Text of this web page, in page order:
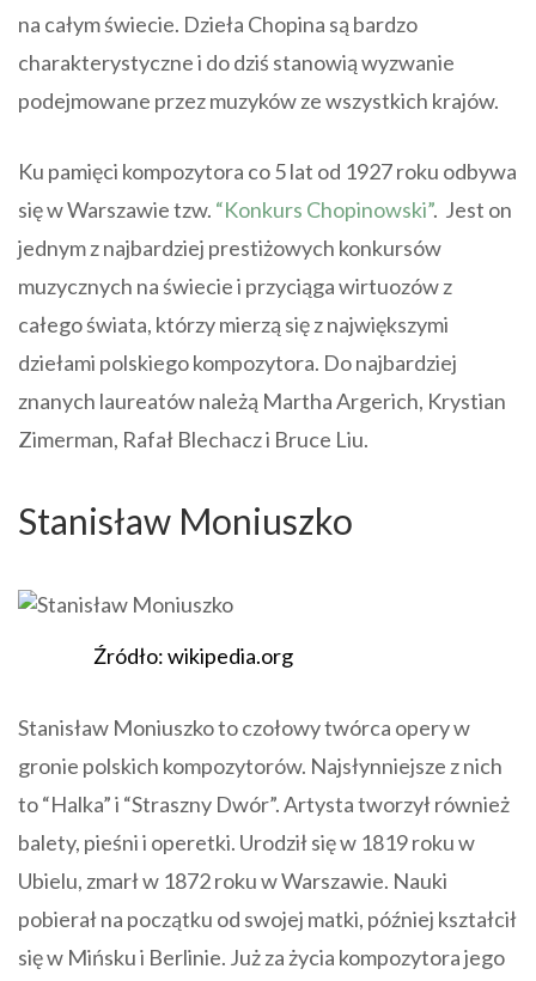
na całym świecie. Dzieła Chopina są bardzo
charakterystyczne i do dziś stanowią wyzwanie
podejmowane przez muzyków ze wszystkich krajów.
Ku pamięci kompozytora co 5 lat od 1927 roku odbywa
się w Warszawie tzw. “Konkurs Chopinowski”. Jest on
jednym z najbardziej prestiżowych konkursów
muzycznych na świecie i przyciąga wirtuozów z
całego świata, którzy mierzą się z największymi
dziełami polskiego kompozytora. Do najbardziej
znanych laureatów należą Martha Argerich, Krystian
Zimerman, Rafał Blechacz i Bruce Liu.
Stanisław Moniuszko
Źródło: wikipedia.org
Stanisław Moniuszko to czołowy twórca opery w
gronie polskich kompozytorów. Najsłynniejsze z nich
to “Halka” i “Straszny Dwór”. Artysta tworzył również
balety, pieśni i operetki. Urodził się w 1819 roku w
Ubielu, zmarł w 1872 roku w Warszawie. Nauki
pobierał na początku od swojej matki, później kształcił
się w Mińsku i Berlinie. Już za życia kompozytora jego